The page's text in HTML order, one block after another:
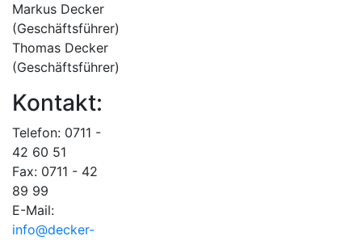
Markus Decker
(Geschäftsführer)
Thomas Decker
(Geschäftsführer)
Kontakt:
Telefon: 0711 -
42 60 51
Fax: 0711 - 42
89 99
E-Mail:
info@decker-